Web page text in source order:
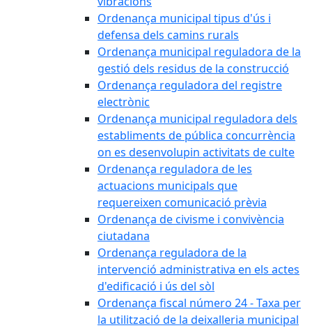
Ordenança municipal tipus d'ús i
defensa dels camins rurals
Ordenança municipal reguladora de la
gestió dels residus de la construcció
Ordenança reguladora del registre
electrònic
Ordenança municipal reguladora dels
establiments de pública concurrència
on es desenvolupin activitats de culte
Ordenança reguladora de les
actuacions municipals que
requereixen comunicació prèvia
Ordenança de civisme i convivència
ciutadana
Ordenança reguladora de la
intervenció administrativa en els actes
d'edificació i ús del sòl
Ordenança fiscal número 24 - Taxa per
la utilització de la deixalleria municipal